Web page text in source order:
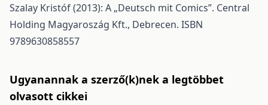
Szalay Kristóf (2013): A „Deutsch mit Comics”. Central
Holding Magyaroszág Kft., Debrecen. ISBN
9789630858557
Ugyanannak a szerző(k)nek a legtöbbet
olvasott cikkei